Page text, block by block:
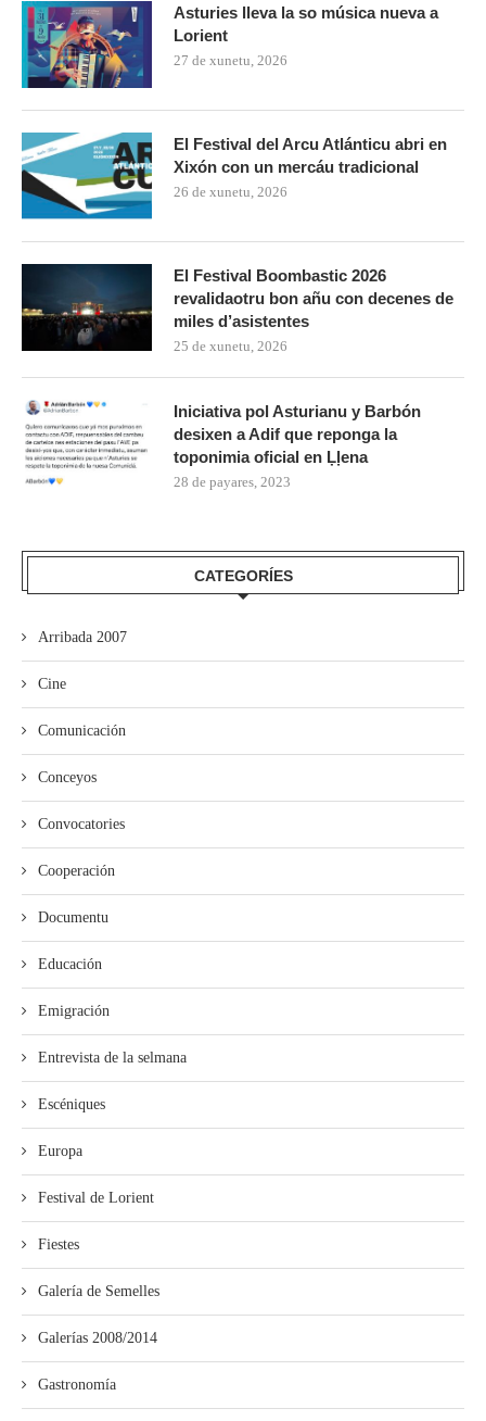
Asturies lleva la so música nueva a
Lorient
27 de xunetu, 2026
El Festival del Arcu Atlánticu abri en
Xixón con un mercáu tradicional
26 de xunetu, 2026
El Festival Boombastic 2026
revalidaotru bon añu con decenes de
miles d’asistentes
25 de xunetu, 2026
Iniciativa pol Asturianu y Barbón
desixen a Adif que reponga la
toponimia oficial en Ḷḷena
28 de payares, 2023
CATEGORÍES
Arribada 2007
Cine
Comunicación
Conceyos
Convocatories
Cooperación
Documentu
Educación
Emigración
Entrevista de la selmana
Escéniques
Europa
Festival de Lorient
Fiestes
Galería de Semelles
Galerías 2008/2014
Gastronomía